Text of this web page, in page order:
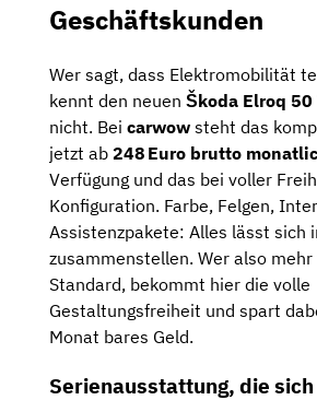
Geschäftskunden
Wer sagt, dass Elektromobilität
kennt den neuen Škoda Elroq 50
nicht. Bei carwow steht das
jetzt ab 248 Euro brutto
Verfügung und das bei voller
Konfiguration. Farbe, Felgen,
Assistenzpakete: Alles lässt sich
zusammenstellen. Wer also
Standard, bekommt hier die volle
Gestaltungsfreiheit und spart
Monat bares Geld.
Serienausstattung, die